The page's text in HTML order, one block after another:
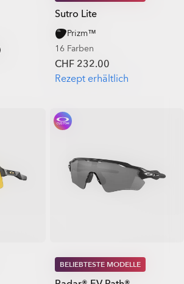
Sutro Lite
Prizm™
16 Farben
CHF 232.00
Rezept erhältlich
BELIEBTESTE MODELLE